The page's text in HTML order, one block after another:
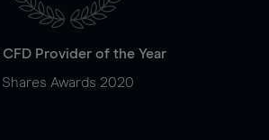
CFD Provider of the Year
Shares Awards 2020